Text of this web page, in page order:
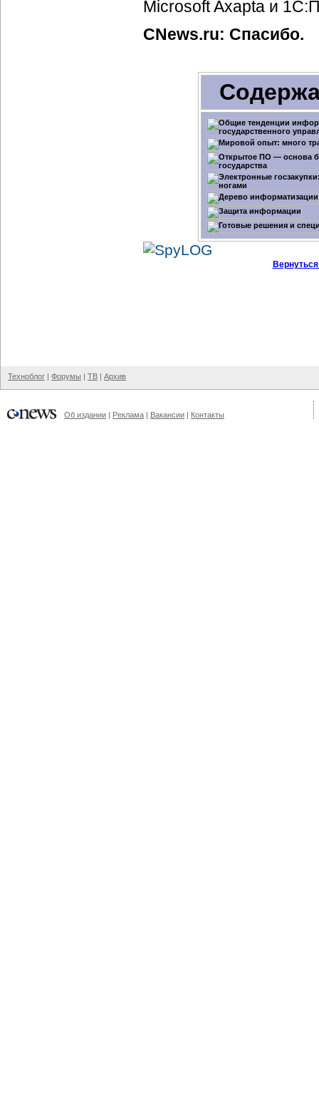
Microsoft Axapta и
CNews.ru: Спасибо.
Техноблог | Форумы | ТВ | Архив
Об издании | Реклама | Вакансии | Контакты